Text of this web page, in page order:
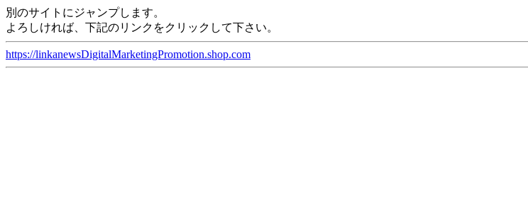
別のサイトにジャンプします。
よろしければ、下記のリンクをクリックして下さい。
https://linkanewsDigitalMarketingPromotion.shop.com